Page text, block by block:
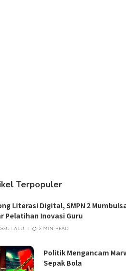
Terpopuler
Literasi Digital, SMPN 2
Pelatihan Inovasi Guru
LALU 2 MIN READ
Politik Mengancam
Sepak Bola